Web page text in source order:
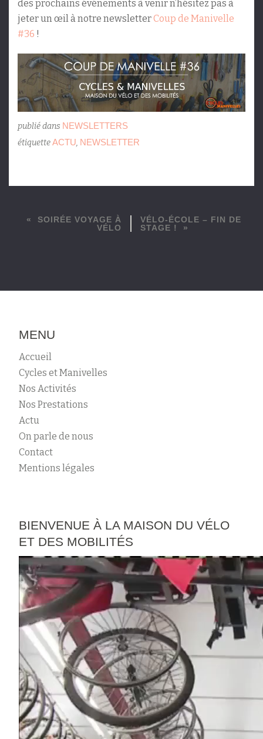
des prochains événements à venir n’hésitez pas à
jeter un œil à notre newsletterCoup de Manivelle
#36 !
publié dans NEWSLETTERS
étiquetteACTU, NEWSLETTER
SOIRÉE VOYAGE À
VÉLO
VÉLO-ÉCOLE – FIN DE
STAGE !
MENU
Accueil
Cycles et Manivelles
Nos Activités
Nos Prestations
Actu
On parle de nous
Contact
Mentions légales
BIENVENUE À LA MAISON DU VÉLO
ET DES MOBILITÉS